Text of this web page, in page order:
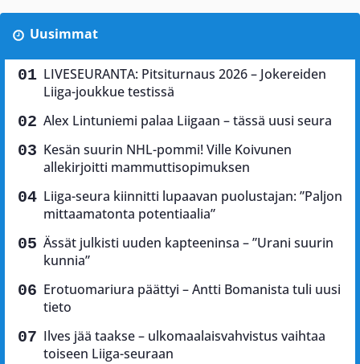
Uusimmat
LIVESEURANTA: Pitsiturnaus 2026 – Jokereiden
Liiga-joukkue testissä
Alex Lintuniemi palaa Liigaan – tässä uusi seura
Kesän suurin NHL-pommi! Ville Koivunen
allekirjoitti mammuttisopimuksen
Liiga-seura kiinnitti lupaavan puolustajan: ”Paljon
mittaamatonta potentiaalia”
Ässät julkisti uuden kapteeninsa – ”Urani suurin
kunnia”
Erotuomariura päättyi – Antti Bomanista tuli uusi
tieto
Ilves jää taakse – ulkomaalaisvahvistus vaihtaa
toiseen Liiga-seuraan